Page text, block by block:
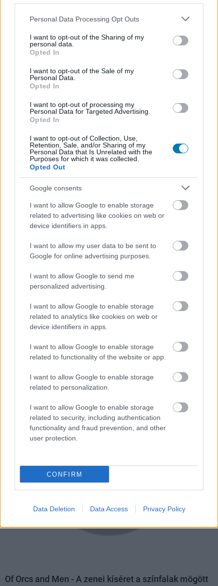
Please note that this website/app uses one or more Google
not limited to your visit or usage behaviour. You may click to
grant or deny consent to Google and its third-party tags to
use your data for below specified purposes in below Google
consent section.
Personal Data Processing Opt Outs
I want to opt-out of the Sharing of my
personal data.
Opted In
I want to opt-out of the Sale of my
Personal Data.
Opted In
I want to opt-out of processing my
Personal Data for Targeted Advertising.
Opted In
I want to opt-out of Collection, Use,
Retention, Sale, and/or Sharing of my
Personal Data that Is Unrelated with the
Purposes for which it was collected.
Opted Out
Google consents
I want to allow Google to enable storage
related to advertising like cookies on web or
device identifiers in apps.
I want to allow my user data to be sent to
Google for online advertising purposes.
I want to allow Google to send me
personalized advertising.
I want to allow Google to enable storage
related to analytics like cookies on web or
device identifiers in apps.
I want to allow Google to enable storage
related to functionality of the website or app.
I want to allow Google to enable storage
related to personalization.
I want to allow Google to enable storage
related to security, including authentication
functionality and fraud prevention, and other
user protection.
CONFIRM
Data Deletion Data Access Privacy Policy
| 2012.11.18 11:06
Mivel a következő hétvégénket a PlayIT foglalja le,
igyekszünk kihasználni minden szabad percet.
| 2012.10.10 08:35
Az idei év egyik legizgalmasabbnak ígérkező szerepjátékát
hozza el a Cyanide nekünk a hét folyamán, ennek apropóján
Of Orcs and Men - A zenei kíséret a színfalak mögött